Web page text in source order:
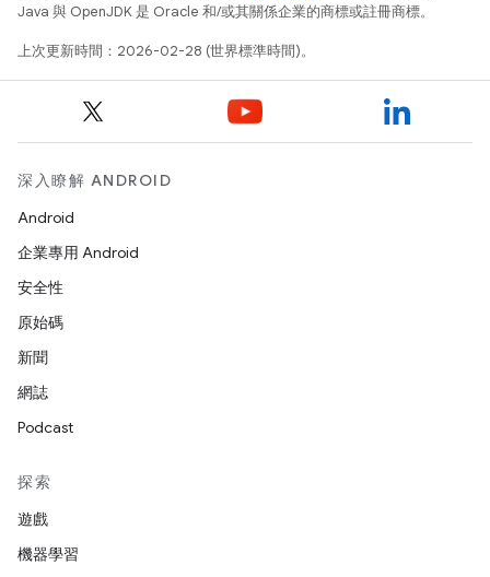
Java 與 OpenJDK 是 Oracle 和/或其關係企業的商標或註冊商標。
上次更新時間：2026-02-28 (世界標準時間)。
深入瞭解 ANDROID
Android
企業專用 Android
安全性
原始碼
新聞
網誌
Podcast
探索
遊戲
機器學習